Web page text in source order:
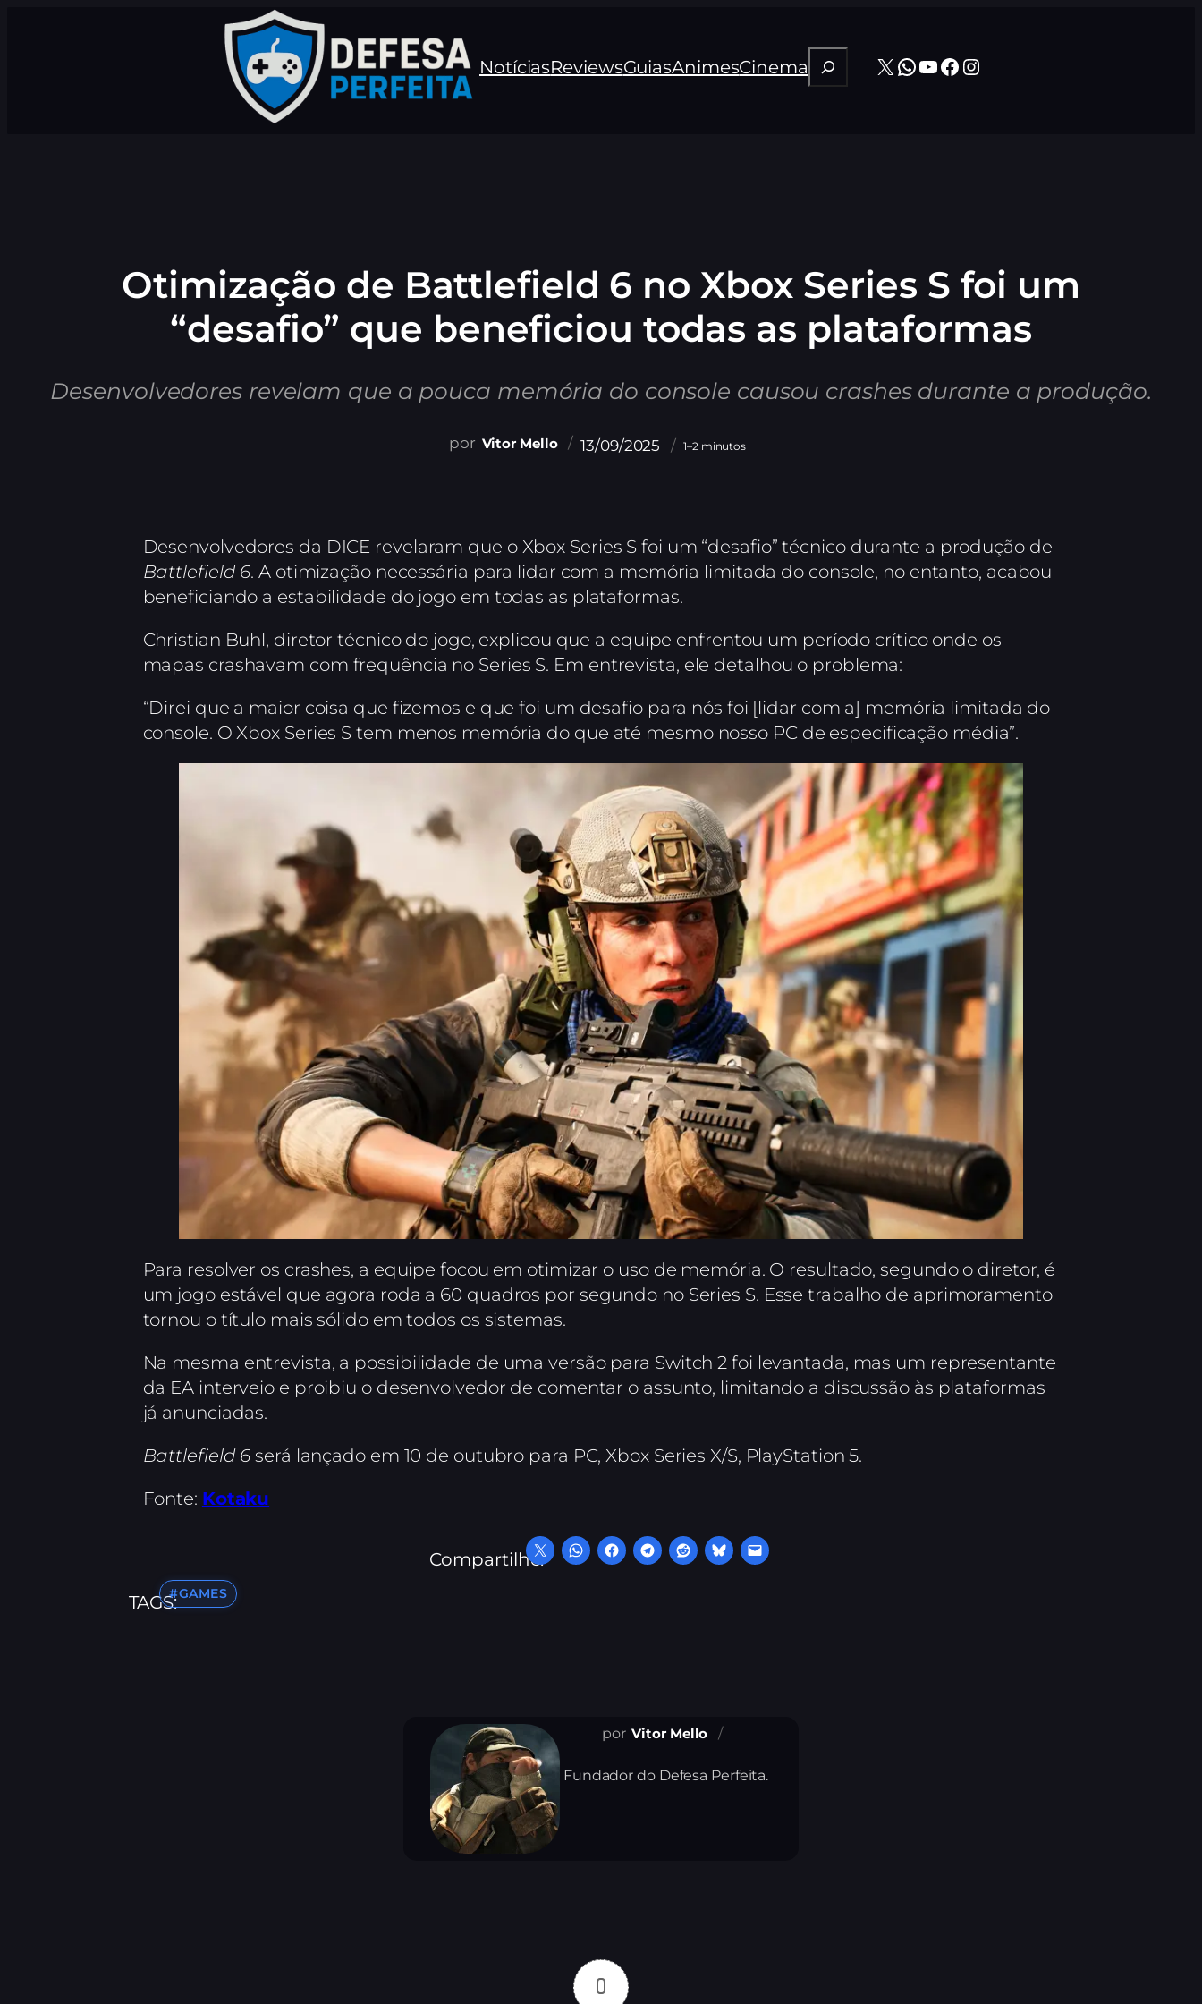
NotíciasReviewsGuiasAnimesCinema Pesquisar
X WhatsApp
Youtube
Facebook
Instagram
Otimização de Battlefield 6 no Xbox Series S foi um
“desafio” que beneficiou todas as plataformas
Desenvolvedores revelam que a pouca memória do console causou crashes durante a produção.
Vitor Mello 13/09/2025 1–2 minutos
Desenvolvedores da DICE revelaram que o Xbox Series S foi um “desafio” técnico durante a produção de
Battlefield 6. A otimização necessária para lidar com a memória limitada do console, no entanto, acabou
beneficiando a estabilidade do jogo em todas as plataformas.
Christian Buhl, diretor técnico do jogo, explicou que a equipe enfrentou um período crítico onde os
mapas crashavam com frequência no Series S. Em entrevista, ele detalhou o problema:
“Direi que a maior coisa que fizemos e que foi um desafio para nós foi [lidar com a] memória limitada do
console. O Xbox Series S tem menos memória do que até mesmo nosso PC de especificação média”.
Para resolver os crashes, a equipe focou em otimizar o uso de memória. O resultado, segundo o diretor, é
um jogo estável que agora roda a 60 quadros por segundo no Series S. Esse trabalho de aprimoramento
tornou o título mais sólido em todos os sistemas.
Na mesma entrevista, a possibilidade de uma versão para Switch 2 foi levantada, mas um representante
da EA interveio e proibiu o desenvolvedor de comentar o assunto, limitando a discussão às plataformas
já anunciadas.
Battlefield 6 será lançado em 10 de outubro para PC, Xbox Series X/S, PlayStation 5.
Fonte: Kotaku
Compartilhe:
TAGS:#GAMES
Vitor Mello
Fundador do Defesa Perfeita.
0